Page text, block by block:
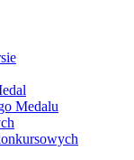
Medalu